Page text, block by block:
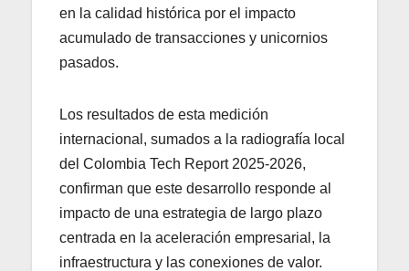
en la calidad histórica por el impacto
acumulado de transacciones y unicornios
pasados.
Los resultados de esta medición
internacional, sumados a la radiografía local
del Colombia Tech Report 2025-2026,
confirman que este desarrollo responde al
impacto de una estrategia de largo plazo
centrada en la aceleración empresarial, la
infraestructura y las conexiones de valor.